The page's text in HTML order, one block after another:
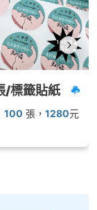
/標籤貼紙
100 張 ， 1280元